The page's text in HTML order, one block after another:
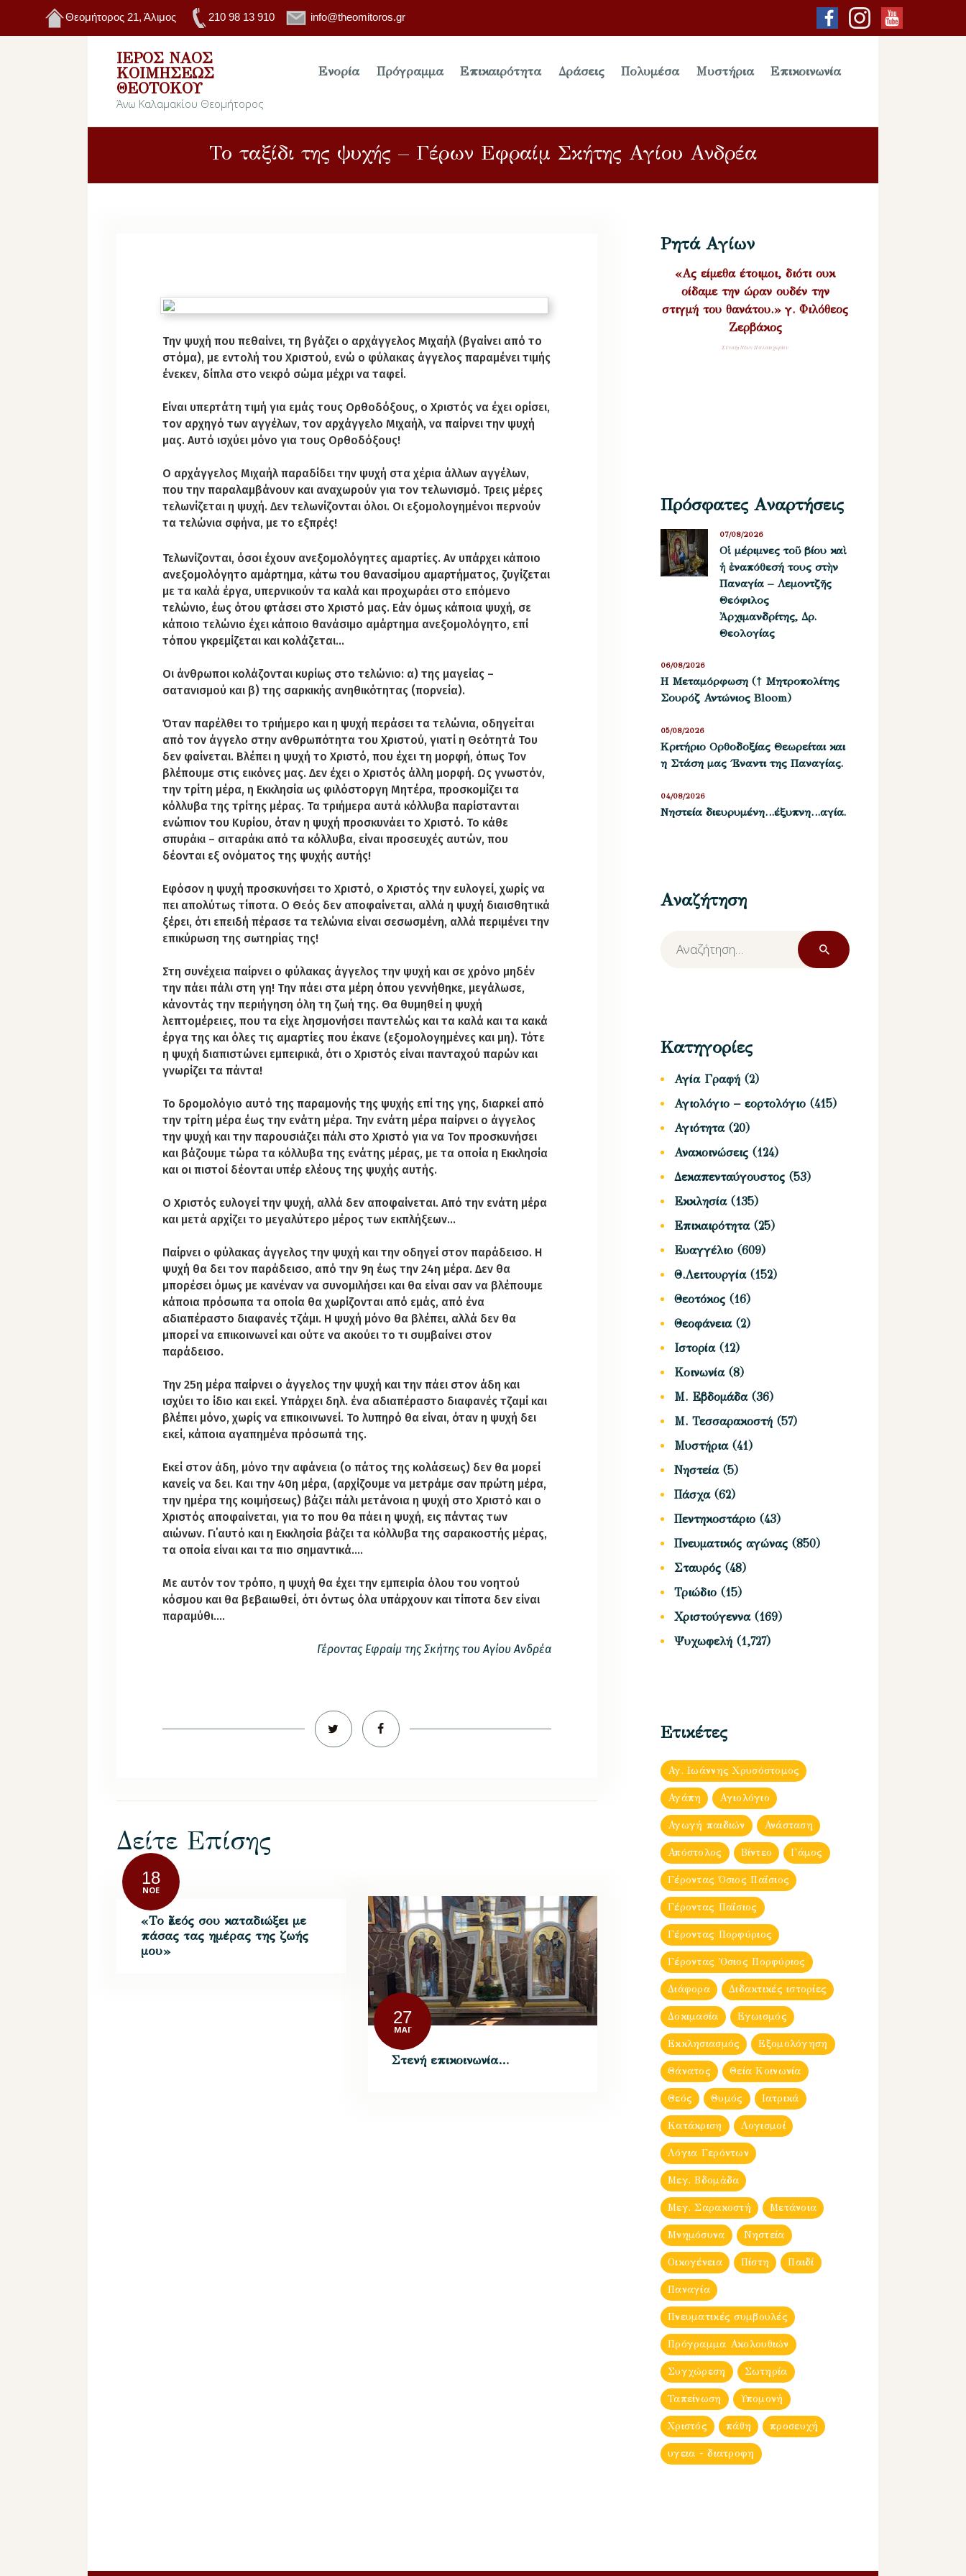
Θεομήτορος 21, Άλιμος 210 98 13 910 info@theomitoros.gr
ΙΕΡΌΣ ΝΑΌΣ
ΚΟΙΜΉΣΕΩΣ
ΘΕΟΤΌΚΟΥ
Άνω Καλαμακίου Θεομήτορος
Ενορία Πρόγραμμα Επικαιρότητα Δράσεις Πολυμέσα Μυστήρια Επικοινωνία
Το ταξίδι της ψυχής – Γέρων Εφραίμ Σκήτης Αγίου Ανδρέα
Την ψυχή που πεθαίνει, τη βγάζει ο αρχάγγελος Μιχαήλ (βγαίνει από το
στόμα), με εντολή του Χριστού, ενώ ο φύλακας άγγελος παραμένει τιμής
ένεκεν, δίπλα στο νεκρό σώμα μέχρι να ταφεί.
Είναι υπερτάτη τιμή για εμάς τους Ορθοδόξους, ο Χριστός να έχει ορίσει,
τον αρχηγό των αγγέλων, τον αρχάγγελο Μιχαήλ, να παίρνει την ψυχή
μας. Αυτό ισχύει μόνο για τους Ορθοδόξους!
Ο αρχάγγελος Μιχαήλ παραδίδει την ψυχή στα χέρια άλλων αγγέλων,
που την παραλαμβάνουν και αναχωρούν για τον τελωνισμό. Τρεις μέρες
τελωνίζεται η ψυχή. Δεν τελωνίζονται όλοι. Οι εξομολογημένοι περνούν
τα τελώνια σφήνα, με το εξπρές!
Τελωνίζονται, όσοι έχουν ανεξομολόγητες αμαρτίες. Αν υπάρχει κάποιο
ανεξομολόγητο αμάρτημα, κάτω του θανασίμου αμαρτήματος, ζυγίζεται
με τα καλά έργα, υπερνικούν τα καλά και προχωράει στο επόμενο
τελώνιο, έως ότου φτάσει στο Χριστό μας. Εάν όμως κάποια ψυχή, σε
κάποιο τελώνιο έχει κάποιο θανάσιμο αμάρτημα ανεξομολόγητο, επί
τόπου γκρεμίζεται και κολάζεται…
Οι άνθρωποι κολάζονται κυρίως στο τελώνιο: α) της μαγείας –
σατανισμού και β) της σαρκικής ανηθικότητας (πορνεία).
Όταν παρέλθει το τριήμερο και η ψυχή περάσει τα τελώνια, οδηγείται
από τον άγγελο στην ανθρωπότητα του Χριστού, γιατί η Θεότητά Του
δεν φαίνεται. Βλέπει η ψυχή το Χριστό, που έχει τη μορφή, όπως Τον
βλέπουμε στις εικόνες μας. Δεν έχει ο Χριστός άλλη μορφή. Ως γνωστόν,
την τρίτη μέρα, η Εκκλησία ως φιλόστοργη Μητέρα, προσκομίζει τα
κόλλυβα της τρίτης μέρας. Τα τριήμερα αυτά κόλλυβα παρίστανται
ενώπιον του Κυρίου, όταν η ψυχή προσκυνάει το Χριστό. Το κάθε
σπυράκι – σιταράκι από τα κόλλυβα, είναι προσευχές αυτών, που
δέονται εξ ονόματος της ψυχής αυτής!
Εφόσον η ψυχή προσκυνήσει το Χριστό, ο Χριστός την ευλογεί, χωρίς να
πει απολύτως τίποτα. Ο Θεός δεν αποφαίνεται, αλλά η ψυχή διαισθητικά
ξέρει, ότι επειδή πέρασε τα τελώνια είναι σεσωσμένη, αλλά περιμένει την
επικύρωση της σωτηρίας της!
Στη συνέχεια παίρνει ο φύλακας άγγελος την ψυχή και σε χρόνο μηδέν
την πάει πάλι στη γη! Την πάει στα μέρη όπου γεννήθηκε, μεγάλωσε,
κάνοντάς την περιήγηση όλη τη ζωή της. Θα θυμηθεί η ψυχή
λεπτομέρειες, που τα είχε λησμονήσει παντελώς και τα καλά και τα κακά
έργα της και όλες τις αμαρτίες που έκανε (εξομολογημένες και μη). Τότε
η ψυχή διαπιστώνει εμπειρικά, ότι ο Χριστός είναι πανταχού παρών και
γνωρίζει τα πάντα!
Το δρομολόγιο αυτό της παραμονής της ψυχής επί της γης, διαρκεί από
την τρίτη μέρα έως την ενάτη μέρα. Την ενάτη μέρα παίρνει ο άγγελος
την ψυχή και την παρουσιάζει πάλι στο Χριστό για να Τον προσκυνήσει
και βάζουμε τώρα τα κόλλυβα της ενάτης μέρας, με τα οποία η Εκκλησία
και οι πιστοί δέονται υπέρ ελέους της ψυχής αυτής.
Ο Χριστός ευλογεί την ψυχή, αλλά δεν αποφαίνεται. Από την ενάτη μέρα
και μετά αρχίζει το μεγαλύτερο μέρος των εκπλήξεων…
Παίρνει ο φύλακας άγγελος την ψυχή και την οδηγεί στον παράδεισο. Η
ψυχή θα δει τον παράδεισο, από την 9η έως την 24η μέρα. Δεν θα
μπορέσει όμως με κανέναν να συνομιλήσει και θα είναι σαν να βλέπουμε
κάποια πρόσωπα τα οποία θα χωρίζονται από εμάς, από ένα
αδιαπέραστο διαφανές τζάμι. Η ψυχή μόνο θα βλέπει, αλλά δεν θα
μπορεί να επικοινωνεί και ούτε να ακούει το τι συμβαίνει στον
παράδεισο.
Την 25η μέρα παίρνει ο άγγελος την ψυχή και την πάει στον άδη και
ισχύει το ίδιο και εκεί. Υπάρχει δηλ. ένα αδιαπέραστο διαφανές τζαμί και
βλέπει μόνο, χωρίς να επικοινωνεί. Το λυπηρό θα είναι, όταν η ψυχή δει
εκεί, κάποια αγαπημένα πρόσωπά της.
Εκεί στον άδη, μόνο την αφάνεια (ο πάτος της κολάσεως) δεν θα μορεί
κανείς να δει. Και την 40η μέρα, (αρχίζουμε να μετράμε σαν πρώτη μέρα,
την ημέρα της κοιμήσεως) βάζει πάλι μετάνοια η ψυχή στο Χριστό και ο
Χριστός αποφαίνεται, για το που θα πάει η ψυχή, εις πάντας των
αιώνων. Γι΄αυτό και η Εκκλησία βάζει τα κόλλυβα της σαρακοστής μέρας,
τα οποία είναι και τα πιο σημαντικά….
Με αυτόν τον τρόπο, η ψυχή θα έχει την εμπειρία όλου του νοητού
κόσμου και θα βεβαιωθεί, ότι όντως όλα υπάρχουν και τίποτα δεν είναι
παραμύθι….
Γέροντας Εφραίμ της Σκήτης του Αγίου Ανδρέα
Δείτε Επίσης
18
ΝΟΈ
«Το ἔλεός σου καταδιώξει με
πάσας τας ημέρας της ζωής
μου»
27
ΜΆΙ
Στενή επικοινωνία…
Ρητά Αγίων
«Ας είμεθα έτοιμοι, διότι ουκ
οίδαμε την ώραν ουδέν την
στιγμή του θανάτου.» γ. Φιλόθεος
Ζερβάκος
Σύναξη Νέων Παλαιοχωρίου
Πρόσφατες Αναρτήσεις
Οἱ μέριμνες τοῦ βίου καὶ
ἡ ἐναπόθεσή τους στὴν
Παναγία – Λεμοντζῆς
Θεόφιλος
Ἀρχιμανδρίτης, Δρ.
Θεολογίας
07/08/2026
Η Μεταμόρφωση († Μητροπολίτης
Σουρόζ Αντώνιος Bloom)
06/08/2026
Kριτήριο Oρθοδοξίας Θεωρείται και
η Στάση μας ΄Εναντι της Παναγίας.
05/08/2026
Νηστεία διευρυμένη…έξυπνη…αγία.
04/08/2026
Αναζήτηση
Αναζήτηση
για:
Κατηγορίες
Αγία Γραφή (2)
Αγιολόγιο – εορτολόγιο (415)
Αγιότητα(20)
Ανακοινώσεις (124)
Δεκαπενταύγουστος (53)
Εκκλησία(135)
Επικαιρότητα(25)
Ευαγγέλιο (609)
Θ.Λειτουργία(152)
Θεοτόκος (16)
Θεοφάνεια(2)
Ιστορία(12)
Κοινωνία(8)
Μ. Εβδομάδα(36)
Μ. Τεσσαρακοστή (57)
Μυστήρια(41)
Νηστεία(5)
Πάσχα(62)
Πεντηκοστάριο (43)
Πνευματικός αγώνας (850)
Σταυρός (48)
Τριώδιο (15)
Χριστούγεννα(169)
Ψυχωφελή (1,727)
Ετικέτες
Αγ. Ιωάννης Χρυσόστομος
Αγάπη Αγιολόγιο
Αγωγή παιδιών Ανάσταση
Απόστολος Βίντεο Γάμος
Γέροντας Όσιος Παΐσιος
Γέροντας Παΐσιος
Γέροντας Πορφύριος
Γέροντας Ὀσιος Πορφύριος
Διάφορα Διδακτικές ιστορίες
Δοκιμασία Εγωισμός
Εκκλησιασμός Εξομολόγηση
Θάνατος Θεία Κοινωνία
Θεός Θυμός Ιατρικά
Κατάκριση Λογισμοί
Λόγια Γερόντων
Μεγ. Βδομἀδα
Μεγ. Σαρακοστή Μετάνοια
Μνημόσυνα Νηστεία
Οικογένεια Πίστη Παιδί
Παναγία
Πνευματικές συμβουλές
Πρόγραμμα Ακολουθιών
Συγχώρεση Σωτηρία
Ταπείνωση Υπομονή
Χριστός πάθη προσευχή
υγεια - διατροφη